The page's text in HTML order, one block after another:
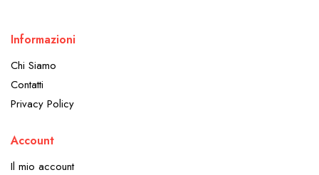
Informazioni
Chi Siamo
Contatti
Privacy Policy
Account
Il mio account